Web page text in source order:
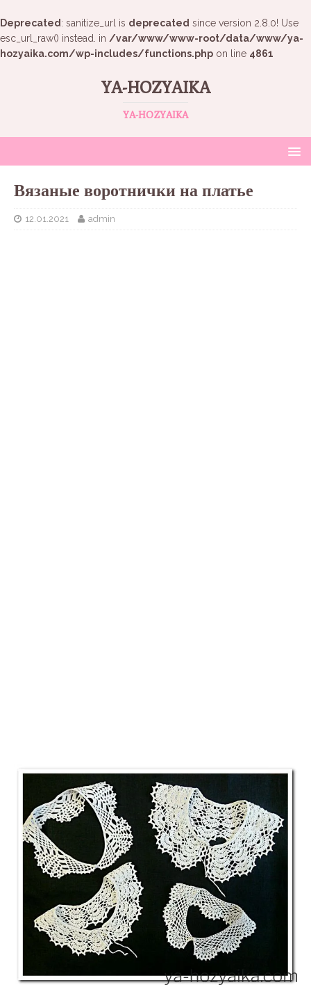
Deprecated : sanitize_url is deprecated since version 2.8.0! Use
esc_url_raw() instead. in /var/www/www-root/data/www/ya-
hozyaika.com/wp-includes/functions.php on line 4861
YA-HOZYAIKA
YA-HOZYAIKA
Вязаные воротнички на платье
12.01.2021 admin